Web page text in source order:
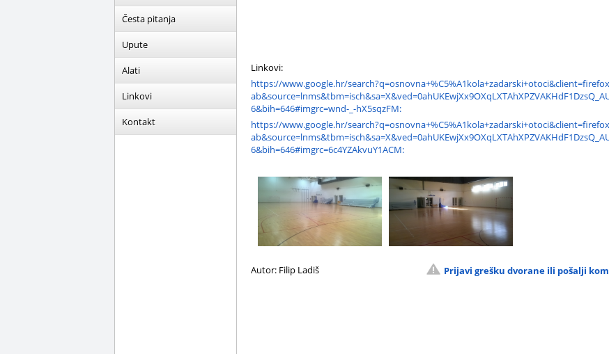
Česta pitanja
Upute
Alati
Linkovi
Kontakt
Linkovi:
https://www.google.hr/
6&bih=646#imgrc=wnd-_-hX5sqzFM:
https://www.google.hr/
6&bih=646#imgrc=6c4YZAkvuY1ACM:
Autor: Filip Ladiš Prijavi grešku dvorane ili pošalji